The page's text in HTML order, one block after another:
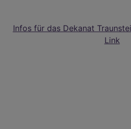
Infos für das Dekanat
Link